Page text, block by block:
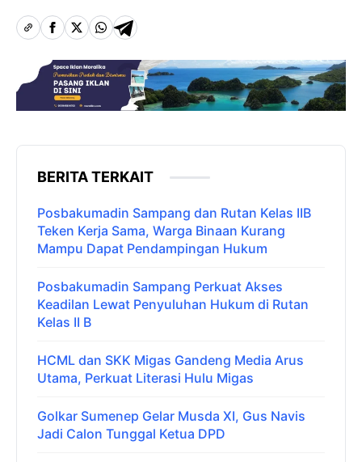
BERITA TERKAIT
Posbakumadin Sampang dan Rutan Kelas IIB
Teken Kerja Sama, Warga Binaan Kurang
Mampu Dapat Pendampingan Hukum
Posbakumadin Sampang Perkuat Akses
Keadilan Lewat Penyuluhan Hukum di Rutan
Kelas II B
HCML dan SKK Migas Gandeng Media Arus
Utama, Perkuat Literasi Hulu Migas
Golkar Sumenep Gelar Musda XI, Gus Navis
Jadi Calon Tunggal Ketua DPD